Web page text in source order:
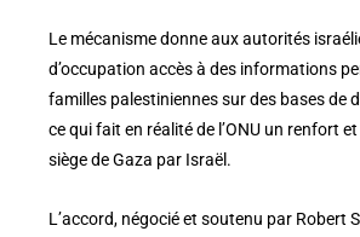
Le mécanisme donne aux autorités
d’occupation accès à des informations
familles palestiniennes sur des bases de
ce qui fait en réalité de l’ONU un renfort
siège de Gaza par Israël.
L’accord, négocié et soutenu par Robert